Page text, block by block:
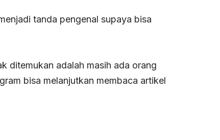
tanda pengenal supaya bisa
ditemukan adalah masih ada orang
bisa melanjutkan membaca artikel